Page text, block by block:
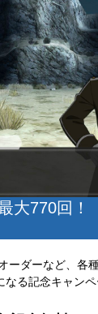
大770回
ダーなど、各
る記念キャンペ